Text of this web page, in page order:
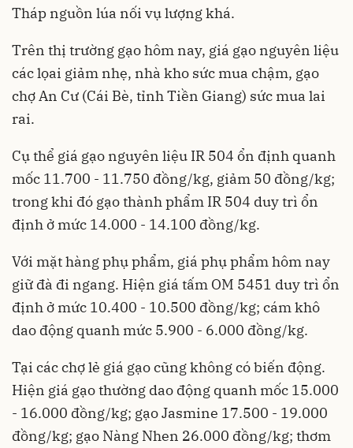
Tháp nguồn lúa nối vụ lượng khá.
Trên thị trường gạo hôm nay, giá gạo nguyên liệu
các lọai giảm nhẹ, nhà kho sức mua chậm, gạo
chợ An Cư (Cái Bè, tỉnh Tiền Giang) sức mua lai
rai.
Cụ thể giá gạo nguyên liệu IR 504 ổn định quanh
mốc 11.700 - 11.750 đồng/kg, giảm 50 đồng/kg;
trong khi đó gạo thành phẩm IR 504 duy trì ổn
định ở mức 14.000 - 14.100 đồng/kg.
Với mặt hàng phụ phẩm, giá phụ phẩm hôm nay
giữ đà đi ngang. Hiện giá tấm OM 5451 duy trì ổn
định ở mức 10.400 - 10.500 đồng/kg; cám khô
dao động quanh mức 5.900 - 6.000 đồng/kg.
Tại các chợ lẻ giá gạo cũng không có biến động.
Hiện giá gạo thường dao động quanh mốc 15.000
- 16.000 đồng/kg; gạo Jasmine 17.500 - 19.000
đồng/kg; gạo Nàng Nhen 26.000 đồng/kg; thơm